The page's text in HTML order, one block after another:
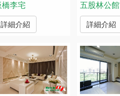
橋李宅
詳細介紹
五股林公館
詳細介紹